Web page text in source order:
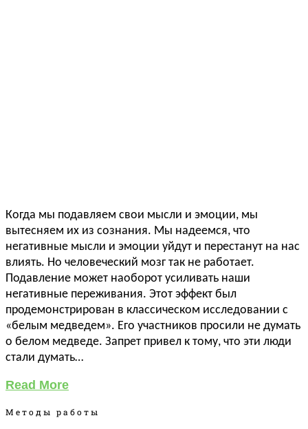
Когда мы подавляем свои мысли и эмоции, мы
вытесняем их из сознания. Мы надеемся, что
негативные мысли и эмоции уйдут и перестанут на нас
влиять. Но человеческий мозг так не работает.
Подавление может наоборот усиливать наши
негативные переживания. Этот эффект был
продемонстрирован в классическом исследовании с
«белым медведем». Его участников просили не думать
о белом медведе. Запрет привел к тому, что эти люди
стали думать…
Read More
Методы работы